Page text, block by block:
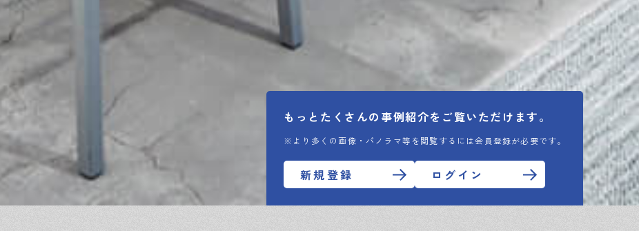
もっとたくさんの 事例紹介をご覧いただけます。
※より多くの画像・パノラマ等を閲覧するには会員登録が必要です。
新規登録 ログイン